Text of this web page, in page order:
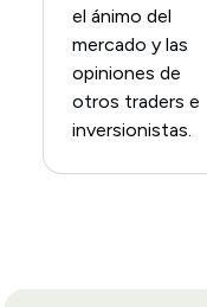
el ánimo del
mercado y las
opiniones de
otros traders e
inversionistas.